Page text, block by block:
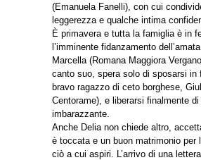
(Emanuela Fanelli), con cui
leggerezza e qualche intima
È primavera e tutta la famiglia è in
l’imminente fidanzamento
Marcella (Romana Maggiora
canto suo, spera solo di sposarsi in
bravo ragazzo di ceto borghese,
Centorame), e liberarsi finalmente
imbarazzante.
Anche Delia non chiede altro,
è toccata e un buon matrimonio per
ciò a cui aspiri. L’arrivo di una